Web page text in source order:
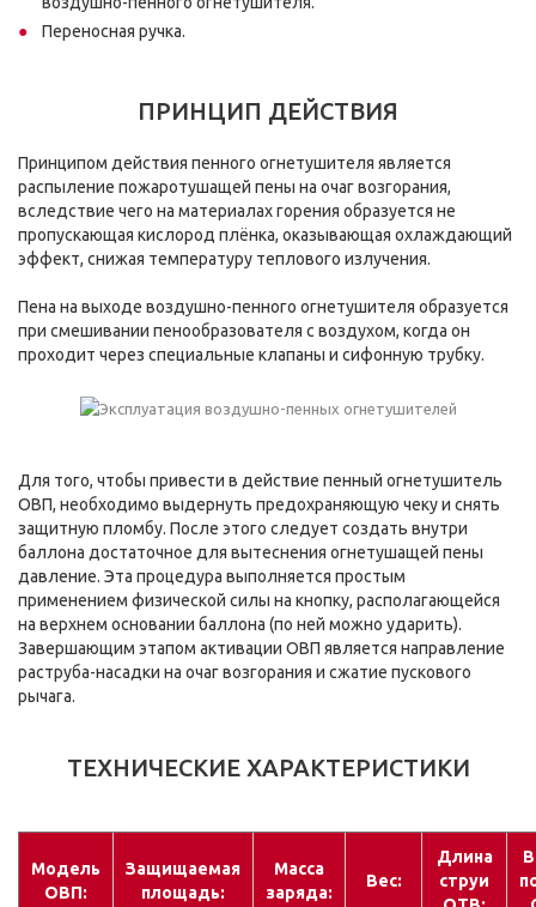
Переносная ручка.
ПРИНЦИП ДЕЙСТВИЯ
Принципом действия пенного огнетушителя является
распыление пожаротушащей пены на очаг возгорания,
вследствие чего на материалах горения образуется не
пропускающая кислород плёнка, оказывающая охлаждающий
эффект, снижая температуру теплового излучения.
Пена на выходе воздушно-пенного огнетушителя образуется
при смешивании пенообразователя с воздухом, когда он
проходит через специальные клапаны и сифонную трубку.
Для того, чтобы привести в действие пенный огнетушитель
ОВП, необходимо выдернуть предохраняющую чеку и снять
защитную пломбу. После этого следует создать внутри
баллона достаточное для вытеснения огнетушащей пены
давление. Эта процедура выполняется простым
применением физической силы на кнопку, располагающейся
на верхнем основании баллона (по ней можно ударить).
Завершающим этапом активации ОВП является направление
раструба-насадки на очаг возгорания и сжатие пускового
рычага.
ТЕХНИЧЕСКИЕ ХАРАКТЕРИСТИКИ
Модель
ОВП:
Защищаемая
площадь:
Масса
заряда:
Вес:
Длина
струи